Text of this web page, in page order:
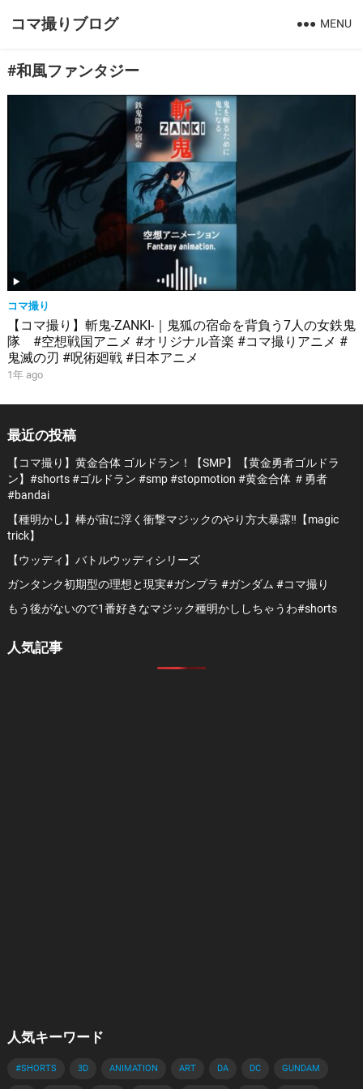
コマ撮りブログ MENU
#和風ファンタジー
コマ撮り
【コマ撮り】斬鬼-ZANKI-｜鬼狐の宿命を背負う7人の女鉄鬼
隊 #空想戦国アニメ #オリジナル音楽 #コマ撮りアニメ #
鬼滅の刃 #呪術廻戦 #日本アニメ
1年 ago
最近の投稿
【コマ撮り】黄金合体 ゴルドラン！【SMP】【黄金勇者ゴルドラ
ン】#shorts #ゴルドラン #smp #stopmotion #黄金合体 ＃勇者
#bandai
【種明かし】棒が宙に浮く衝撃マジックのやり方大暴露‼️【magic
trick】
【ウッディ】バトルウッディシリーズ
ガンタンク初期型の理想と現実#ガンプラ #ガンダム #コマ撮り
もう後がないので1番好きなマジック種明かししちゃうわ#shorts
人気記事
人気キーワード
#SHORTS 3D ANIMATION ART DA DC GUNDAM